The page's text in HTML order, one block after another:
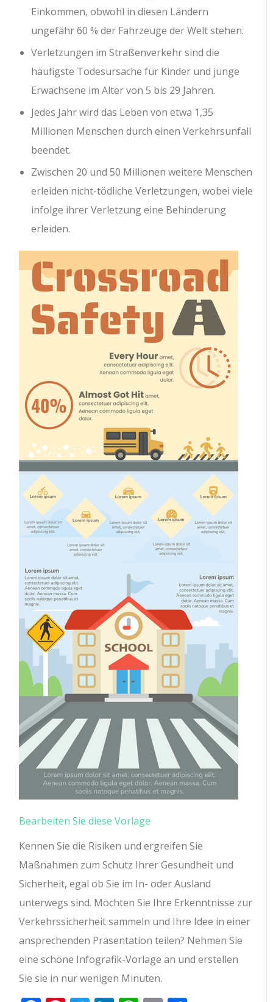
Einkommen, obwohl in diesen Ländern
ungefähr 60 % der Fahrzeuge der Welt stehen.
Verletzungen im Straßenverkehr sind die
häufigste Todesursache für Kinder und junge
Erwachsene im Alter von 5 bis 29 Jahren.
Jedes Jahr wird das Leben von etwa 1,35
Millionen Menschen durch einen Verkehrsunfall
beendet.
Zwischen 20 und 50 Millionen weitere Menschen
erleiden nicht-tödliche Verletzungen, wobei viele
infolge ihrer Verletzung eine Behinderung
erleiden.
Bearbeiten Sie diese Vorlage
Kennen Sie die Risiken und ergreifen Sie
Maßnahmen zum Schutz Ihrer Gesundheit und
Sicherheit, egal ob Sie im In- oder Ausland
unterwegs sind. Möchten Sie Ihre Erkenntnisse zur
Verkehrssicherheit sammeln und Ihre Idee in einer
ansprechenden Präsentation teilen? Nehmen Sie
eine schöne Infografik-Vorlage an und erstellen
Sie sie in nur wenigen Minuten.